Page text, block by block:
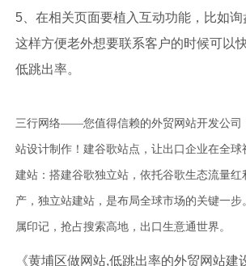
5、在相关页面要植入互动功能，比如询
这样方便老外想要联系客户的时候可以
低跳出率。
三行网络——您值得信赖的外贸网站开发公司
站设计制作！建谷歌站点，让出口企业在全球
建站：搭建谷歌独立站，依托谷歌生态流量红
产，独立站建站，是布局全球市场的关键一
属印记，抢占搜索高地，出口生意通世界。
《黄埔区做网站,低跳出率的外贸网站建